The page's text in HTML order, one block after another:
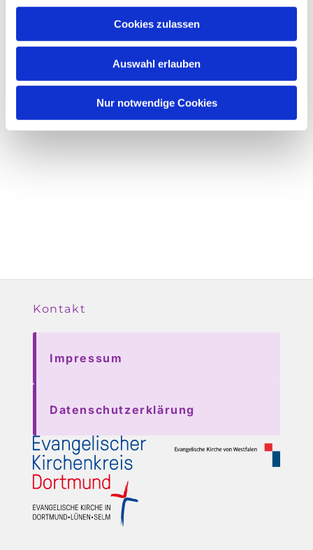
Cookies zulassen
Auswahl erlauben
Nur notwendige Cookies
Kontakt
Impressum
Datenschutzerklärung